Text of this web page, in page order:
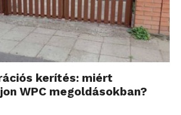
kerítés: miért
WPC megoldásokban?